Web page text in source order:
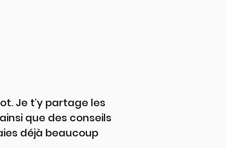
Je t’y partage les
que des conseils
déjà beaucoup